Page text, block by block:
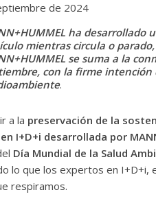
de 2024
ha desarrollado
mientras circula o
se suma a la
con la firme
.
a la preservación de la
I+D+i desarrollada por
Día Mundial de la Salud
lo que los expertos en I+D+i,
respiramos.